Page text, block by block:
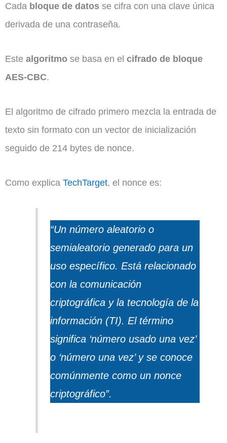
Cada bloque de datos se cifra con una clave única
derivada de una contraseña.
Este algoritmo se basa en el cifrado de bloque
AES-CBC.
El algoritmo de cifrado primero mezcla la entrada de
texto sin formato con un vector de inicialización
seguido de 214 bytes de nonce.
Como explica TechTarget, el nonce es:
“Un número aleatorio o
semialeatorio generado para un
uso específico. Está relacionado
con la comunicación
criptográfica y la tecnología de la
información (TI). El término
significa ‘número usado una vez’
o ‘número una vez’ y se conoce
comúnmente como un nonce
criptográfico”.